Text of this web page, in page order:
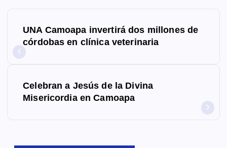
UNA Camoapa invertirá dos millones de
córdobas en clínica veterinaria
Celebran a Jesús de la Divina
Misericordia en Camoapa